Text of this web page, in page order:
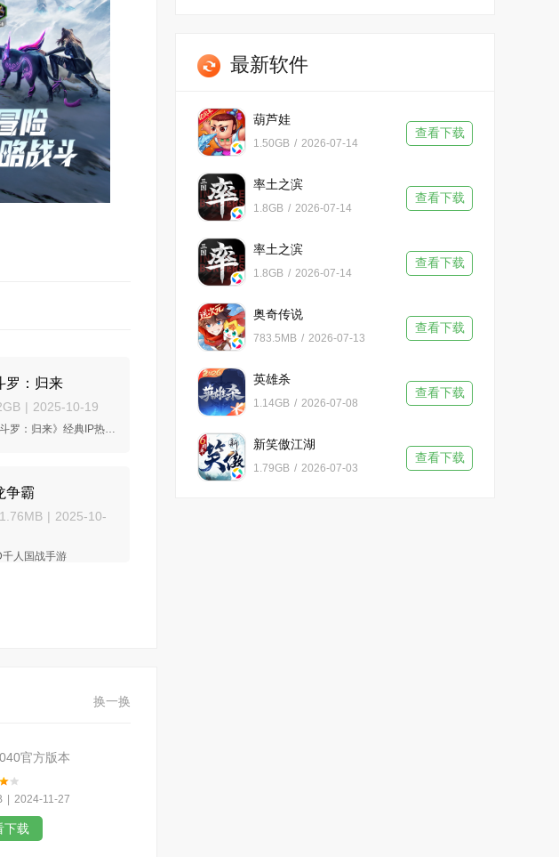
罗：归来
| 2025-10-19
《魂斗罗：归来》经典IP热血回归，一起并肩打通关！
争霸
| 2025-10-
千人国战手游
换一换
官方版本
| 2024-11-27
下载
最新软件
葫芦娃
1.50GB / 2026-07-14
查看下载
率土之滨
1.8GB / 2026-07-14
查看下载
率土之滨
1.8GB / 2026-07-14
查看下载
奥奇传说
783.5MB / 2026-07-13
查看下载
英雄杀
1.14GB / 2026-07-08
查看下载
新笑傲江湖
1.79GB / 2026-07-03
查看下载